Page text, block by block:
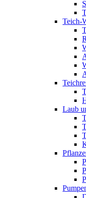
Teich-
Laub